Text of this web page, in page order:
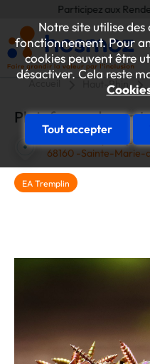
Notre site utilise des
fonctionnement. Pour
cookies peuvent être
désactiver. Cela reste
Tout accepter
Participez aux Rendez-
Accueil Haut-Rhin
Plateforme de
Rue de la République
68160 -Sainte-Marie-
EA Tremplin